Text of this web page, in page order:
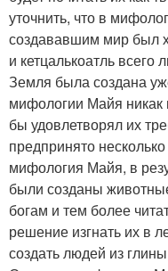
уточнить, что в
создававшим мир был
и кетцалькоатль
Земля была создана
мифологии Майя никак
бы удовлетворял их
предпринято
мифология Майя, в
были созданы
богам и тем более
решение изгнать их в
создать людей из